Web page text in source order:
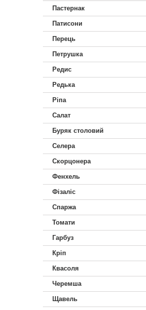
Пастернак
Патисони
Перець
Петрушка
Редис
Редька
Ріпа
Салат
Буряк столовий
Селера
Скорцонера
Фенхель
Фізаліс
Спаржа
Томати
Гарбуз
Кріп
Квасоля
Черемша
Щавель